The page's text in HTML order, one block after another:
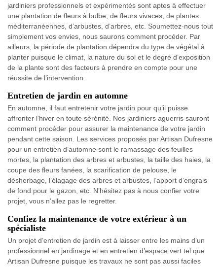
jardiniers professionnels et expérimentés sont aptes à effectuer
une plantation de fleurs à bulbe, de fleurs vivaces, de plantes
méditerranéennes, d’arbustes, d’arbres, etc. Soumettez-nous tout
simplement vos envies, nous saurons comment procéder. Par
ailleurs, la période de plantation dépendra du type de végétal à
planter puisque le climat, la nature du sol et le degré d’exposition
de la plante sont des facteurs à prendre en compte pour une
réussite de l’intervention.
Entretien de jardin en automne
En automne, il faut entretenir votre jardin pour qu’il puisse
affronter l’hiver en toute sérénité. Nos jardiniers aguerris sauront
comment procéder pour assurer la maintenance de votre jardin
pendant cette saison. Les services proposés par Artisan Dufresne
pour un entretien d’automne sont le ramassage des feuilles
mortes, la plantation des arbres et arbustes, la taille des haies, la
coupe des fleurs fanées, la scarification de pelouse, le
désherbage, l’élagage des arbres et arbustes, l’apport d’engrais
de fond pour le gazon, etc. N’hésitez pas à nous confier votre
projet, vous n’allez pas le regretter.
Confiez la maintenance de votre extérieur à un
spécialiste
Un projet d’entretien de jardin est à laisser entre les mains d’un
professionnel en jardinage et en entretien d’espace vert tel que
Artisan Dufresne puisque les travaux ne sont pas aussi faciles